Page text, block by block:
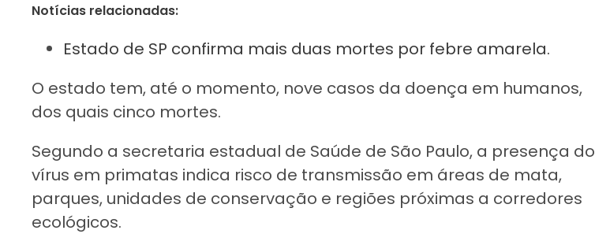
Notícias relacionadas:
Estado de SP confirma mais duas mortes por febre amarela.
O estado tem, até o momento, nove casos da doença em humanos,
dos quais cinco mortes.
Segundo a secretaria estadual de Saúde de São Paulo, a presença do
vírus em primatas indica risco de transmissão em áreas de mata,
parques, unidades de conservação e regiões próximas a corredores
ecológicos.